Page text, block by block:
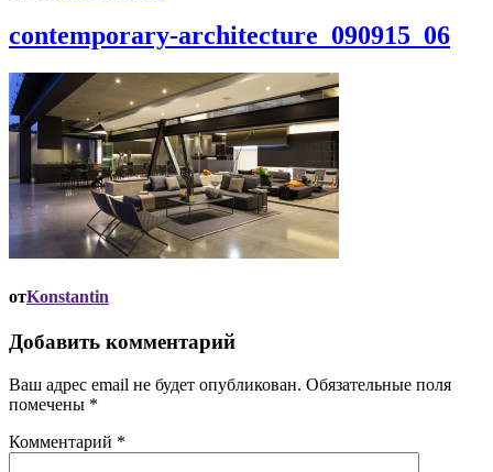
contemporary-architecture_090915_06
отKonstantin
Добавить комментарий
Ваш адрес email не будет опубликован. Обязательные поля
помечены *
Комментарий *